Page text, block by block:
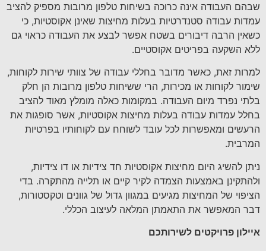
שבהם העבודה אינה כרוכה בשיחות טלפון מרובות מספיק להציב
עמדות עבודה סטנדרטיות בעלות מחיצות שאינן אקוסטיות, כי
כשאין הרבה דיבורים בשטח אפשר לבצע את העבודה כראוי גם
ללא השקעה בפריטים אקוסטיים.
למרות זאת, כאשר מדובר בחללי עבודה של צוותי שירות לקוחות,
שימור לקוחות או מכירות, הרי ששיחות טלפון מרובות הן חלק
בלתי נפרד מיום העבודה. במקומות כאלה מומלץ מאוד להציב
בחלל עמדות עבודה בעלות מחיצות אקוסטיות, אשר סופגות את
הרעשים ומאפשרות לכל עובד לשוחח עם לקוחותיו בפרטיות
המרבית.
ניתן להשיג היום מחיצות אקוסטיות חד צידיות או דו צידיות,
ולהתקינן באמצעות הצמדה לקיר קיים או תלייה מהתקרה. בדי
הציפוי של המחיצות מגיעים במגוון גדול של גוונים וטקסטורות,
דבר המאפשר את התאמתן המלאה לעיצוב הכללי.
איילון פרויקטים לשירותכם